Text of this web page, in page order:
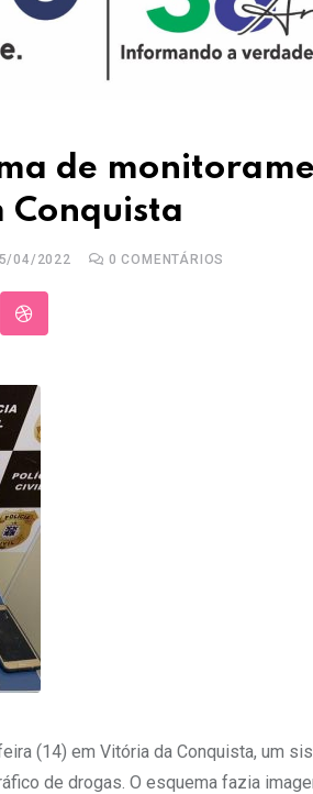
de
Conquista
04/2022 0 COMENTÁRIOS
StumbleUpon
(14) em Vitória da Conquista, um
de drogas. O esquema fazia